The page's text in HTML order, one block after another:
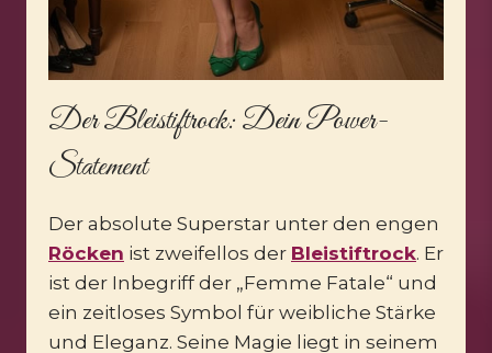
Der Bleistiftrock: Dein Power-
Statement
Der absolute Superstar unter den engen
Röcken ist zweifellos der Bleistiftrock. Er
ist der Inbegriff der „Femme Fatale“ und
ein zeitloses Symbol für weibliche Stärke
und Eleganz. Seine Magie liegt in seinem